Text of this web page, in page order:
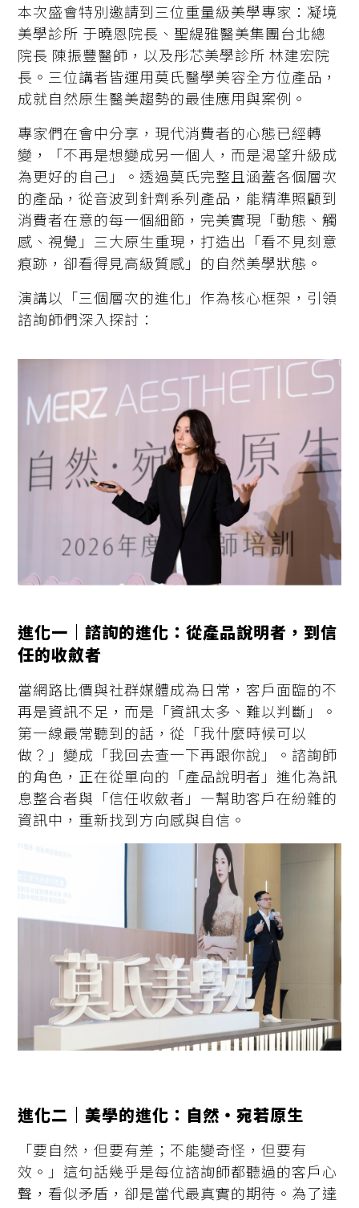
本次盛會特別邀請到三位重量級美學專家：凝境
美學診所 于曉恩院長、聖緹雅醫美集團台北總
院長 陳振豐醫師，以及彤芯美學診所 林建宏院
長。三位講者皆運用莫氏醫學美容全方位產品，
成就自然原生醫美趨勢的最佳應用與案例。
專家們在會中分享，現代消費者的心態已經轉
變，「不再是想變成另一個人，而是渴望升級成
為更好的自己」。透過莫氏完整且涵蓋各個層次
的產品，從音波到針劑系列產品，能精準照顧到
消費者在意的每一個細節，完美實現「動態、觸
感、視覺」三大原生重現，打造出「看不見刻意
痕跡，卻看得見高級質感」的自然美學狀態。
演講以「三個層次的進化」作為核心框架，引領
諮詢師們深入探討：
進化一｜諮詢的進化：從產品說明者，到信
任的收斂者
當網路比價與社群媒體成為日常，客戶面臨的不
再是資訊不足，而是「資訊太多、難以判斷」。
第一線最常聽到的話，從「我什麼時候可以
做？」變成「我回去查一下再跟你說」。諮詢師
的角色，正在從單向的「產品說明者」進化為訊
息整合者與「信任收斂者」—幫助客戶在紛雜的
資訊中，重新找到方向感與自信。
進化二｜美學的進化：自然・宛若原生
「要自然，但要有差；不能變奇怪，但要有
效。」這句話幾乎是每位諮詢師都聽過的客戶心
聲，看似矛盾，卻是當代最真實的期待。為了達